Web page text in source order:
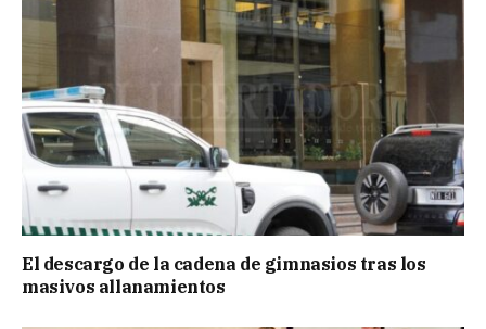
El descargo de la cadena de gimnasios tras los
masivos allanamientos